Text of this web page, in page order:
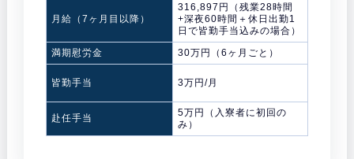
月給（7ヶ月目以降）
316,897円（残業28時間
+深夜60時間＋休日出勤1
日で皆勤手当込みの場合）
満期慰労金
30万円（6ヶ月ごと）
皆勤手当 3万円/月
赴任手当
5万円（入寮者に初回の
み）